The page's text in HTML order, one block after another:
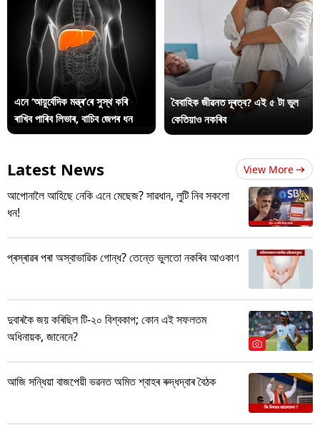
এনে ‘আয়ুৰ্বেদিক মন্ত্ৰ’ৰে সুস্থ কৰি
ৰাখিব পাৰিব লিভাৰ, বাচিব জেপৰ ধন
বৈবাহিক জীৱনত দূৰত্ব? এই ৫ টা ভুল
কেতিয়াও নকৰিব
Latest News View More
আপোনালৈ আহিছে নেকি এনে মেছেজ? সাৱধান, লুটি নিব সকলো
ধন!
প্ৰস্ৰাৱৰ পৰা অস্বাভাৱিক গোন্ধ? তেন্তে ভুলতো নকৰিব আওকাণ
দুবাৰকৈ জয় কৰিছিল টি-২০ বিশ্বকাপ; কোন এই সফলতম
অধিনায়ক, জানেনে?
আজি সন্ধিয়া বাজপেয়ী ভৱনত অমিত শ্বাহৰ ৰুদ্ধদ্বাৰ বৈঠক